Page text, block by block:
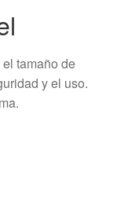
tamaño de
y el uso.